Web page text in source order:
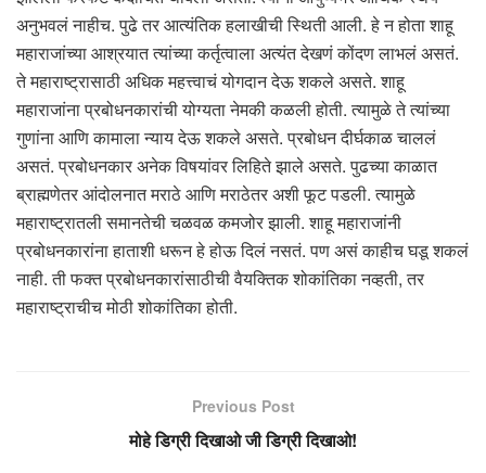
अनुभवलं नाहीच. पुढे तर आत्यंतिक हलाखीची स्थिती आली. हे न होता शाहू
महाराजांच्या आश्रयात त्यांच्या कर्तृत्वाला अत्यंत देखणं कोंदण लाभलं असतं.
ते महाराष्ट्रासाठी अधिक महत्त्वाचं योगदान देऊ शकले असते. शाहू
महाराजांना प्रबोधनकारांची योग्यता नेमकी कळली होती. त्यामुळे ते त्यांच्या
गुणांना आणि कामाला न्याय देऊ शकले असते. प्रबोधन दीर्घकाळ चाललं
असतं. प्रबोधनकार अनेक विषयांवर लिहिते झाले असते. पुढच्या काळात
ब्राह्मणेतर आंदोलनात मराठे आणि मराठेतर अशी फूट पडली. त्यामुळे
महाराष्ट्रातली समानतेची चळवळ कमजोर झाली. शाहू महाराजांनी
प्रबोधनकारांना हाताशी धरून हे होऊ दिलं नसतं. पण असं काहीच घडू शकलं
नाही. ती फक्त प्रबोधनकारांसाठीची वैयक्तिक शोकांतिका नव्हती, तर
महाराष्ट्राचीच मोठी शोकांतिका होती.
Previous Post
मोहे डिग्री दिखाओ जी डिग्री दिखाओ!